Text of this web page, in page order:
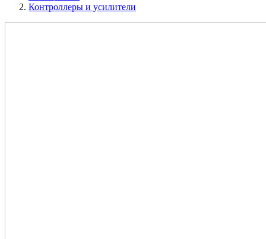
Контроллеры и усилители